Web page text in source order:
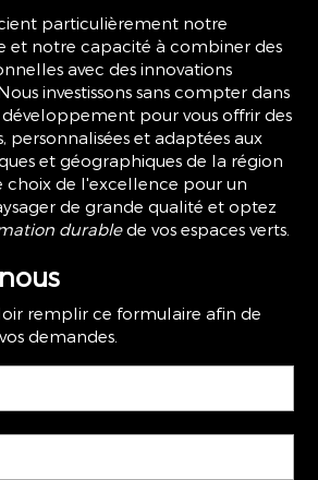
particulièrement notre
et notre capacité à combiner des
avec des innovations
investissons sans compter dans
pour vous offrir des
personnalisées et adaptées aux
et géographiques de la région
choix de l'excellence pour un
de grande qualité et optez
durablede vos espaces verts.
remplir ce formulaire afin de
demandes.